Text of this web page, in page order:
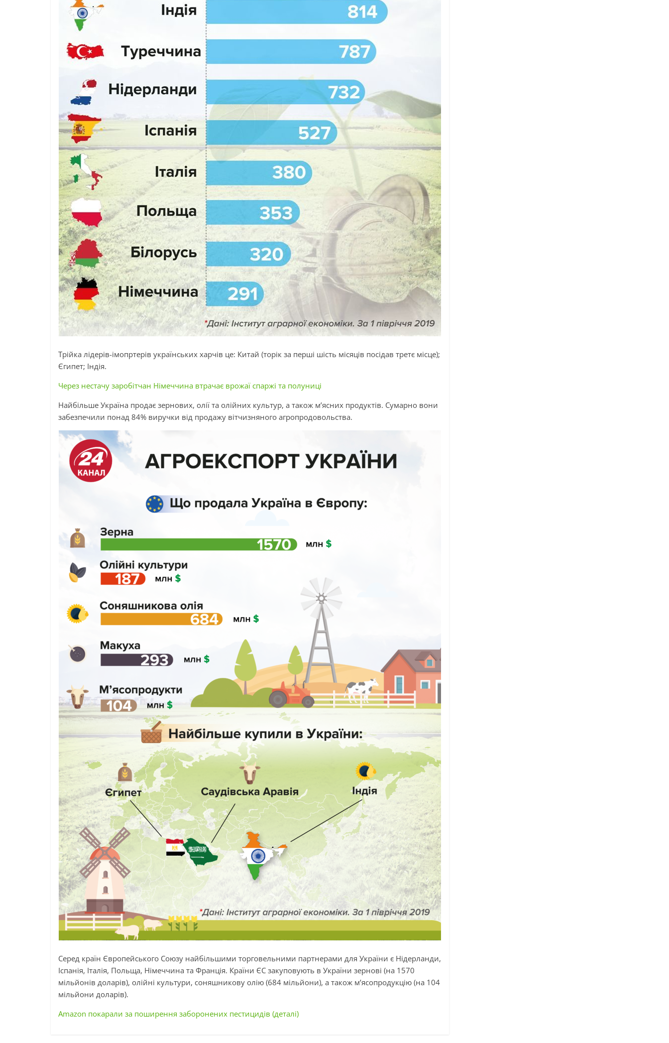
Трійка лідерів-імопртерів українських харчів це: Китай (торік за перші шість місяців посідав третє місце);
Єгипет; Індія.
Через нестачу заробітчан Німеччина втрачає врожаї спаржі та полуниці
Найбільше Україна продає зернових, олії та олійних культур, а також м’ясних продуктів. Сумарно вони
забезпечили понад 84% виручки від продажу вітчизняного агропродовольства.
Серед країн Європейського Союзу найбільшими торговельними партнерами для України є Нідерланди,
Іспанія, Італія, Польща, Німеччина та Франція. Країни ЄС закуповують в України зернові (на 1570
мільйонів доларів), олійні культури, соняшникову олію (684 мільйони), а також м’ясопродукцію (на 104
мільйони доларів).
Amazon покарали за поширення заборонених пестицидів (деталі)